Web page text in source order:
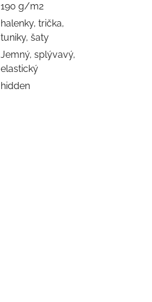
190 g/m2
halenky, trička,
tuniky, šaty
Jemný, splývavý,
elastický
hidden